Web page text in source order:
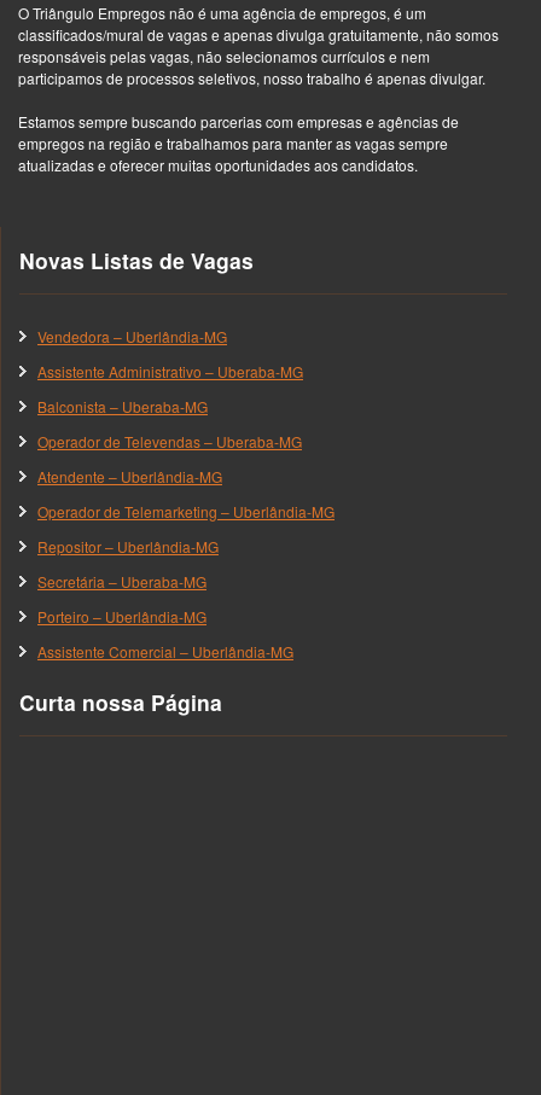
O Triângulo Empregos não é uma agência de empregos, é um
classificados/mural de vagas e apenas divulga gratuitamente, não somos
responsáveis pelas vagas, não selecionamos currículos e nem
participamos de processos seletivos, nosso trabalho é apenas divulgar.
Estamos sempre buscando parcerias com empresas e agências de
empregos na região e trabalhamos para manter as vagas sempre
atualizadas e oferecer muitas oportunidades aos candidatos.
Novas Listas de Vagas
Vendedora – Uberlândia-MG
Assistente Administrativo – Uberaba-MG
Balconista – Uberaba-MG
Operador de Televendas – Uberaba-MG
Atendente – Uberlândia-MG
Operador de Telemarketing – Uberlândia-MG
Repositor – Uberlândia-MG
Secretária – Uberaba-MG
Porteiro – Uberlândia-MG
Assistente Comercial – Uberlândia-MG
Curta nossa Página